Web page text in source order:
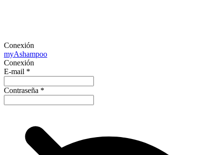
Conexión
myAshampoo
Conexión
E-mail *
Contraseña *